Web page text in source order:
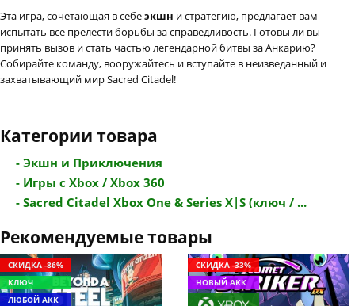
Эта игра, сочетающая в себеэкшн и стратегию, предлагает вам
испытать все прелести борьбы за справедливость. Готовы ли вы
принять вызов и стать частью легендарной битвы за Анкарию?
Собирайте команду, вооружайтесь и вступайте в неизведанный и
захватывающий мир Sacred Citadel!
Категории товара
- Экшн и Приключения
- Игры с Xbox / Xbox 360
- Sacred Citadel Xbox One & Series X|S (ключ / ...
Рекомендуемые товары
СКИДКА -86%
КЛЮЧ
ЛЮБОЙ АКК
СКИДКА -33%
НОВЫЙ АКК